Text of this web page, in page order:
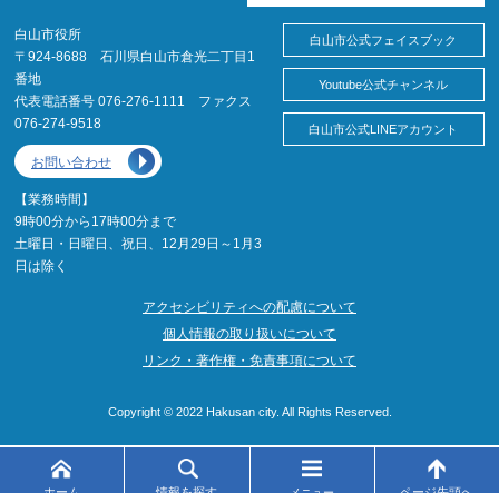
白山市役所
〒924-8688 石川県白山市倉光二丁目1
番地
代表電話番号 076-276-1111 ファクス
076-274-9518
お問い合わせ
【業務時間】
9時00分から17時00分まで
土曜日・日曜日、祝日、12月29日～1月3
日は除く
白山市公式フェイスブック
Youtube公式チャンネル
白山市公式LINEアカウント
アクセシビリティへの配慮について
個人情報の取り扱いについて
リンク・著作権・免責事項について
Copyright © 2022 Hakusan city. All Rights Reserved.